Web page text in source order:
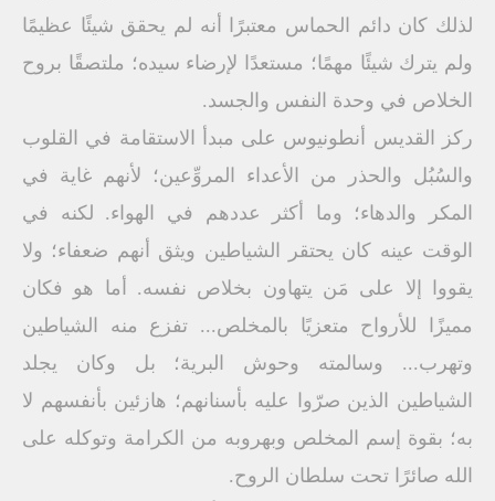
لذلك كان دائم الحماس معتبرًا أنه لم يحقق شيئًا عظيمًا
ولم يترك شيئًا مهمًا؛ مستعدًا لإرضاء سيده؛ ملتصقًا بروح
الخلاص في وحدة النفس والجسد.
ركز القديس أنطونيوس على مبدأ الاستقامة في القلوب
والسُبُل والحذر من الأعداء المروِّعين؛ لأنهم غاية في
المكر والدهاء؛ وما أكثر عددهم في الهواء. لكنه في
الوقت عينه كان يحتقر الشياطين ويثق أنهم ضعفاء؛ ولا
يقووا إلا على مَن يتهاون بخلاص نفسه. أما هو فكان
مميزًا للأرواح متعزيًا بالمخلص... تفزع منه الشياطين
وتهرب... وسالمته وحوش البرية؛ بل وكان يجلد
الشياطين الذين صرّوا عليه بأسنانهم؛ هازئين بأنفسهم لا
به؛ بقوة إسم المخلص وبهروبه من الكرامة وتوكله على
الله صائرًا تحت سلطان الروح.